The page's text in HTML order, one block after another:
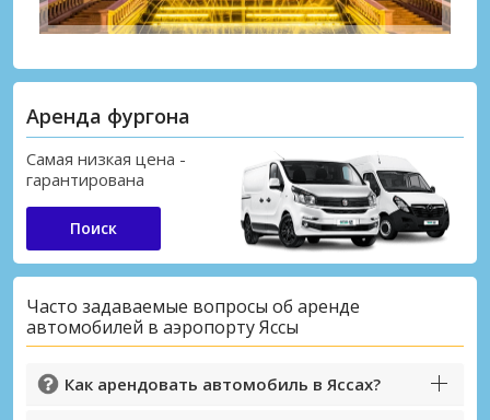
Аренда фургона
Самая низкая цена -
гарантирована
Поиск
Часто задаваемые вопросы об аренде
автомобилей в аэропорту Яссы
Как арендовать автомобиль в Яссах?